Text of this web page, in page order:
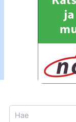
Search